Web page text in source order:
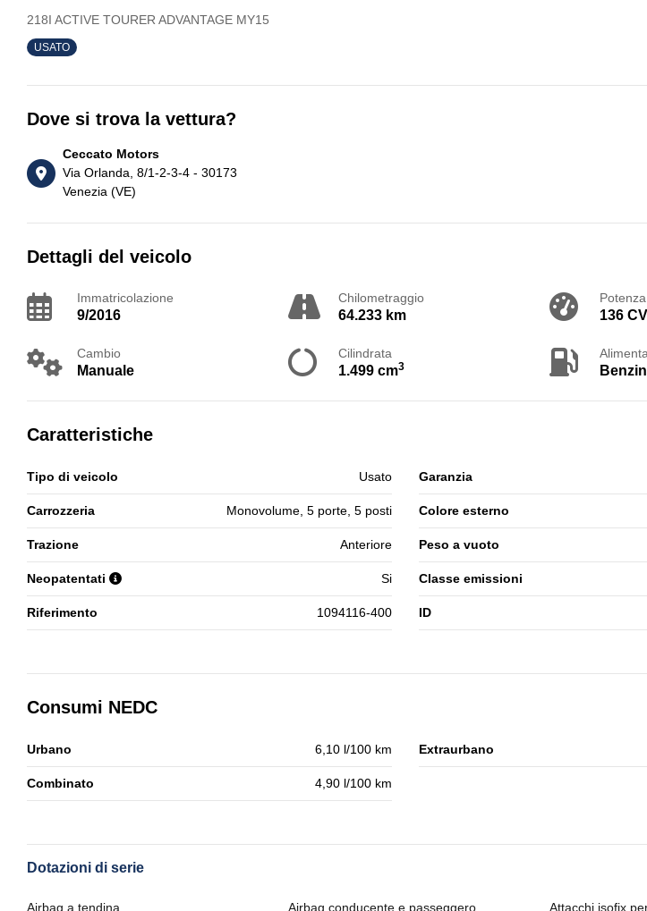
218I ACTIVE TOURER ADVANTAGE MY15
USATO
Dove si trova la vettura?
Ceccato Motors
Via Orlanda, 8/1-2-3-4 - 30173
Venezia (VE)
Dettagli del veicolo
Immatricolazione
9/2016
Chilometraggio
64.233 km
Potenza
136
Cambio
Manuale
Cilindrata
1.499 cm3
Caratteristiche
Tipo di veicolo Usato Garanzia
Carrozzeria Monovolume, 5 porte, 5 posti Colore esterno
Trazione Anteriore Peso a vuoto
Neopatentati Si Classe emissioni
Riferimento 1094116-400 ID
Consumi NEDC
Urbano 6,10 l/100 km Extraurbano
Combinato 4,90 l/100 km
Dotazioni di serie
Airbag a tendina Airbag conducente e passeggero Attacchi isofix